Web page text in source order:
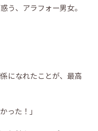
う、アラフォー男女。
になれたことが、最高
った！」